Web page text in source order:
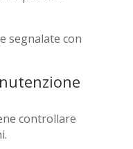
segnalate con
controllare